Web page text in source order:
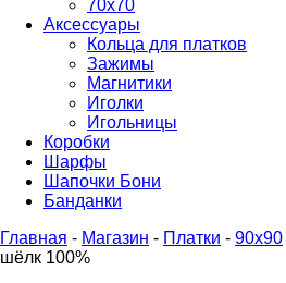
70х70
Аксессуары
Кольца для платков
Зажимы
Магнитики
Иголки
Игольницы
Коробки
Шарфы
Шапочки Бони
Банданки
Главная - Магазин - Платки - 90x90
шёлк 100%